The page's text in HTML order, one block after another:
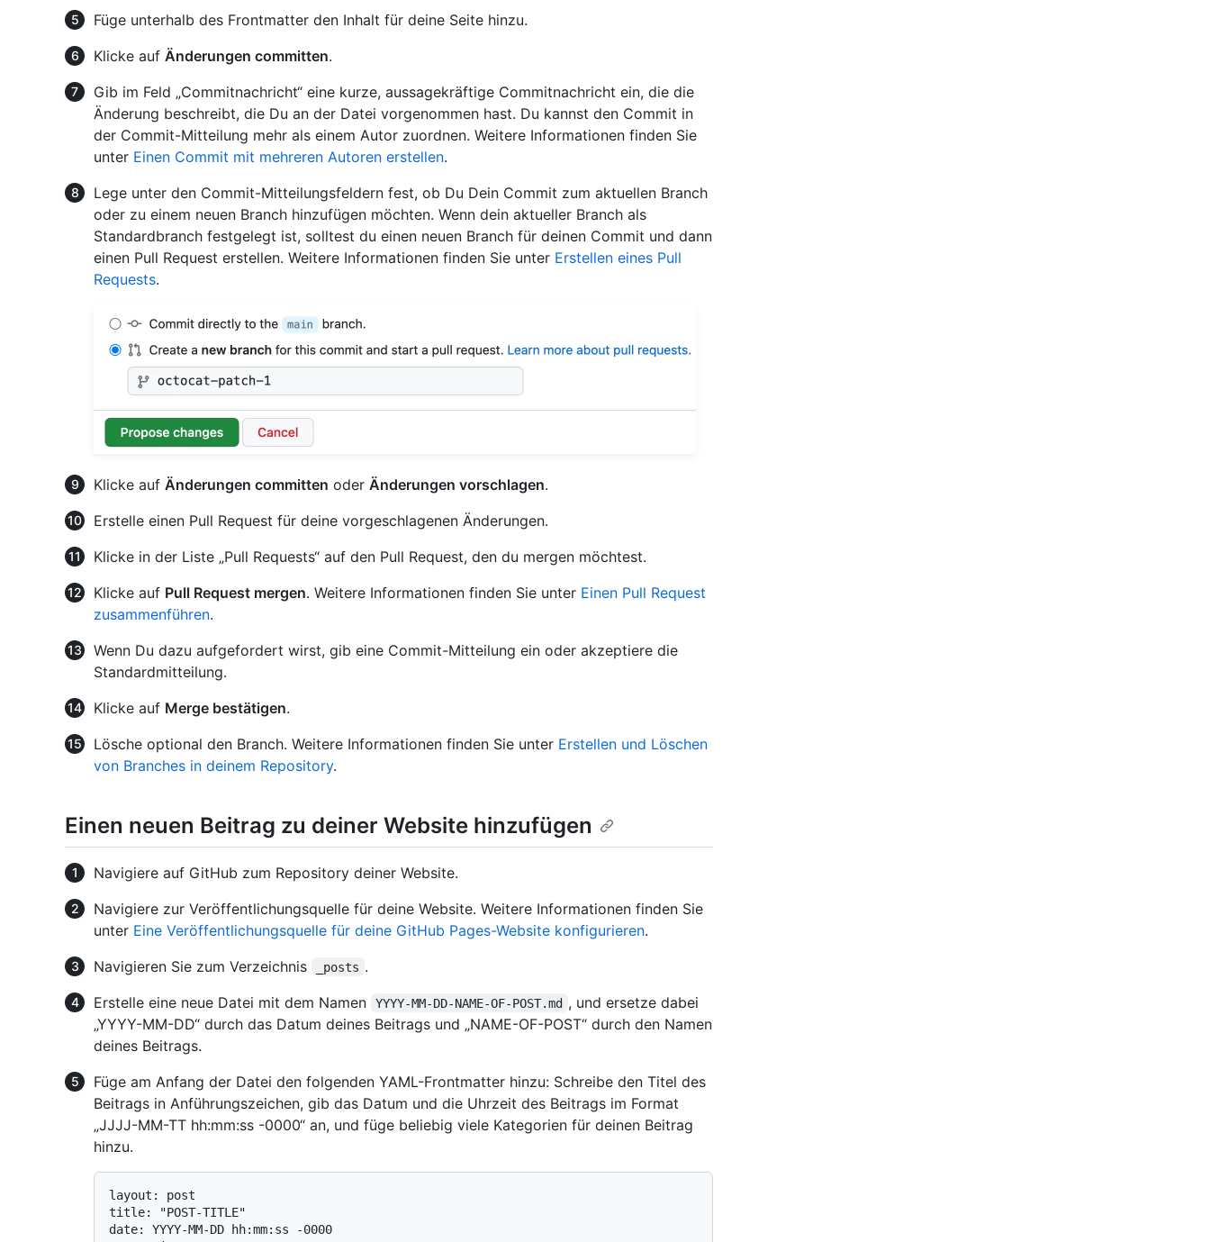
Füge unterhalb des Frontmatter den Inhalt für deine Seite hinzu.
Klicke auf Änderungen committen.
Gib im Feld „Commitnachricht“ eine kurze, aussagekräftige Commitnachricht ein, die die
Änderung beschreibt, die Du an der Datei vorgenommen hast. Du kannst den Commit in
der Commit-Mitteilung mehr als einem Autor zuordnen. Weitere Informationen finden Sie
unter Einen Commit mit mehreren Autoren erstellen.
Lege unter den Commit-Mitteilungsfeldern fest, ob Du Dein Commit zum aktuellen Branch
oder zu einem neuen Branch hinzufügen möchten. Wenn dein aktueller Branch als
Standardbranch festgelegt ist, solltest du einen neuen Branch für deinen Commit und dann
einen Pull Request erstellen. Weitere Informationen finden Sie unter Erstellen eines Pull
Requests.
Klicke auf Änderungen committen oder Änderungen vorschlagen.
Erstelle einen Pull Request für deine vorgeschlagenen Änderungen.
Klicke in der Liste „Pull Requests“ auf den Pull Request, den du mergen möchtest.
Klicke auf Pull Request mergen. Weitere Informationen finden Sie unter Einen Pull Request
zusammenführen.
Wenn Du dazu aufgefordert wirst, gib eine Commit-Mitteilung ein oder akzeptiere die
Standardmitteilung.
Klicke auf Merge bestätigen.
Lösche optional den Branch. Weitere Informationen finden Sie unter Erstellen und Löschen
von Branches in deinem Repository.
Einen neuen Beitrag zu deiner Website hinzufügen
Navigiere auf GitHub zum Repository deiner Website.
Navigiere zur Veröffentlichungsquelle für deine Website. Weitere Informationen finden Sie
unter Eine Veröffentlichungsquelle für deine GitHub Pages-Website konfigurieren.
Navigieren Sie zum Verzeichnis
_posts .
Erstelle eine neue Datei mit dem Namen
YYYY-MM-DD-NAME-OF-POST.md , und ersetze dabei
„YYYY-MM-DD“ durch das Datum deines Beitrags und „NAME-OF-POST“ durch den Namen
deines Beitrags.
Füge am Anfang der Datei den folgenden YAML-Frontmatter hinzu: Schreibe den Titel des
Beitrags in Anführungszeichen, gib das Datum und die Uhrzeit des Beitrags im Format
„JJJJ-MM-TT hh:mm:ss -0000“ an, und füge beliebig viele Kategorien für deinen Beitrag
hinzu.
layout: post
title: "POST-TITLE"
date: YYYY-MM-DD hh:mm:ss -0000